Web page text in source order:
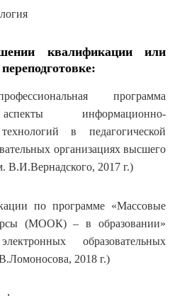
квалификации или
программа
информационно-
в педагогической
организациях высшего
В.И.Вернадского, 2017 г.)
по программе «Массовые
(МООК) – в образовании»
образовательных
2018 г.)